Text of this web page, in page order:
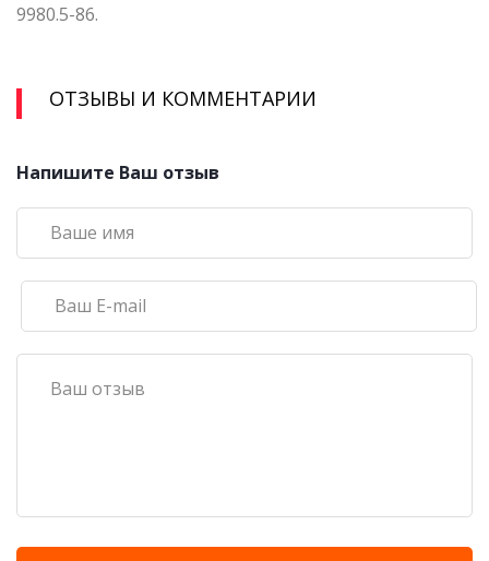
9980.5-86.
ОТЗЫВЫ И КОММЕНТАРИИ
Напишите Ваш отзыв